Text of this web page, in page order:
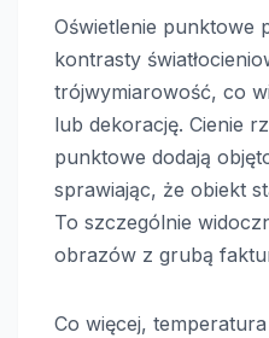
Oświetlenie punktowe
kontrasty
trójwymiarowość, co
lub dekorację. Cienie
punktowe dodają
sprawiając, że obiekt
To szczególnie
obrazów z grubą
Co więcej,